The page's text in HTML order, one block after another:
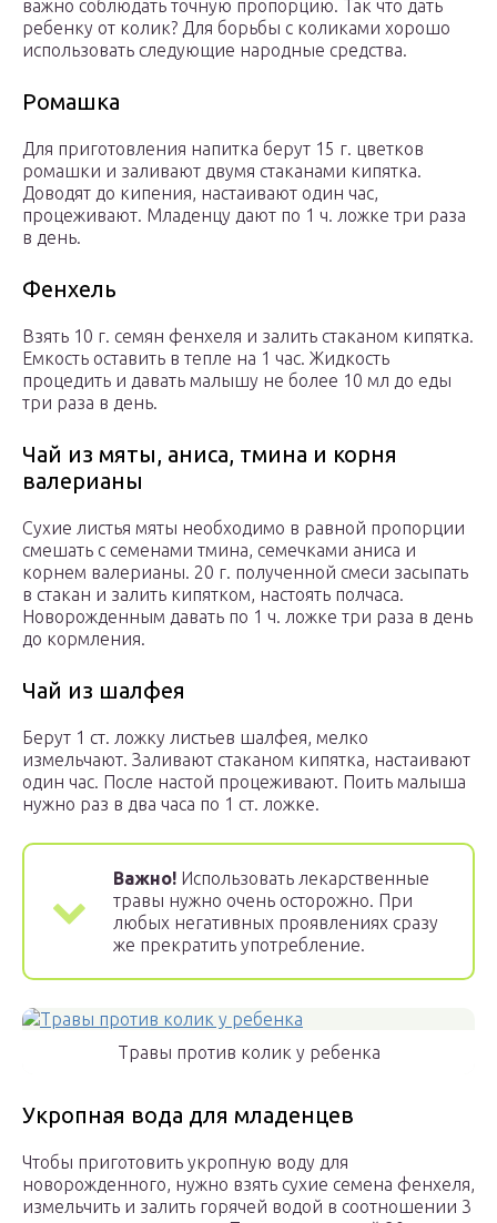
важно соблюдать точную пропорцию. Так что дать
ребенку от колик? Для борьбы с коликами хорошо
использовать следующие народные средства.
Ромашка
Для приготовления напитка берут 15 г. цветков
ромашки и заливают двумя стаканами кипятка.
Доводят до кипения, настаивают один час,
процеживают. Младенцу дают по 1 ч. ложке три раза
в день.
Фенхель
Взять 10 г. семян фенхеля и залить стаканом кипятка.
Емкость оставить в тепле на 1 час. Жидкость
процедить и давать малышу не более 10 мл до еды
три раза в день.
Чай из мяты, аниса, тмина и корня
валерианы
Сухие листья мяты необходимо в равной пропорции
смешать с семенами тмина, семечками аниса и
корнем валерианы. 20 г. полученной смеси засыпать
в стакан и залить кипятком, настоять полчаса.
Новорожденным давать по 1 ч. ложке три раза в день
до кормления.
Чай из шалфея
Берут 1 ст. ложку листьев шалфея, мелко
измельчают. Заливают стаканом кипятка, настаивают
один час. После настой процеживают. Поить малыша
нужно раз в два часа по 1 ст. ложке.
Важно! Использовать лекарственные
травы нужно очень осторожно. При
любых негативных проявлениях сразу
же прекратить употребление.
Травы против колик у ребенка
Укропная вода для младенцев
Чтобы приготовить укропную воду для
новорожденного, нужно взять сухие семена фенхеля,
измельчить и залить горячей водой в соотношении 3